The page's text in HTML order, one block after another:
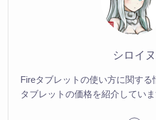
シロイヌ
Fireタブレットの使い方に関す
タブレットの価格を紹介していま